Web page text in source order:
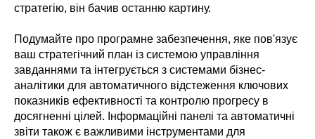
стратегію, він бачив останню картину.
Подумайте про програмне забезпечення, яке пов'язує
ваш стратегічний план із системою управління
завданнями та інтегрується з системами бізнес-
аналітики для автоматичного відстеження ключових
показників ефективності та контролю прогресу в
досягненні цілей. Інформаційні панелі та автоматичні
звіти також є важливими інструментами для